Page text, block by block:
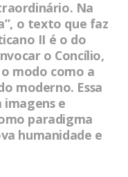
Na
o texto que faz
II é o do
o Concílio,
modo como a
moderno. Essa
e
paradigma
humanidade e